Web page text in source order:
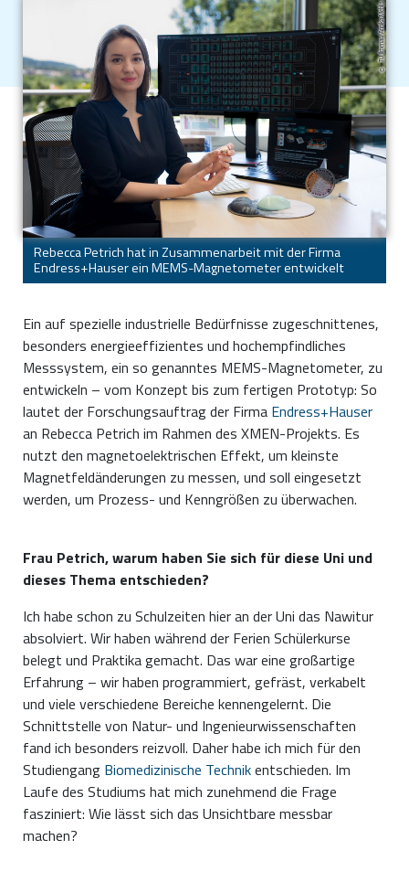
TU Ilmenau/Annika Mehlis
Rebecca Petrich hat in Zusammenarbeit mit der Firma
Endress+Hauser ein MEMS-Magnetometer entwickelt
Ein auf spezielle industrielle Bedürfnisse zugeschnittenes,
besonders energieeffizientes und hochempfindliches
Messsystem, ein so genanntes MEMS-Magnetometer, zu
entwickeln – vom Konzept bis zum fertigen Prototyp: So
lautet der Forschungsauftrag der Firma Endress+Hauser
an Rebecca Petrich im Rahmen des XMEN-Projekts. Es
nutzt den magnetoelektrischen Effekt, um kleinste
Magnetfeldänderungen zu messen, und soll eingesetzt
werden, um Prozess- und Kenngrößen zu überwachen.
Frau Petrich, warum haben Sie sich für diese Uni und
dieses Thema entschieden?
Ich habe schon zu Schulzeiten hier an der Uni das Nawitur
absolviert. Wir haben während der Ferien Schülerkurse
belegt und Praktika gemacht. Das war eine großartige
Erfahrung – wir haben programmiert, gefräst, verkabelt
und viele verschiedene Bereiche kennengelernt. Die
Schnittstelle von Natur- und Ingenieurwissenschaften
fand ich besonders reizvoll. Daher habe ich mich für den
Studiengang Biomedizinische Technikentschieden. Im
Laufe des Studiums hat mich zunehmend die Frage
fasziniert: Wie lässt sich das Unsichtbare messbar
machen?